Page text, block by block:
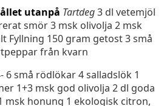
utanpå Tartdeg3 dl vetemjöl
smör 3 msk olivolja 2 msk
Fyllning 150 gram getost 3 små
från kvarn
6 små rödlökar 4 salladslök 1
1+3 msk god olivolja 2 dl goda
msk honung 1 ekologisk citron,